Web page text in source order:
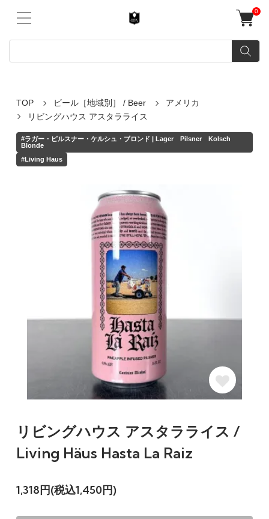
0
TOP ビール［地域別］ / Beer
アメリカ
リビングハウス アスタラライス
#ラガー・ピルスナー・ケルシュ・ブロンド | Lager Pilsner Kolsch
Blonde
#Living Haus
リビングハウス アスタラライス /
Living Häus Hasta La Raiz
1,318円(税込1,450円)